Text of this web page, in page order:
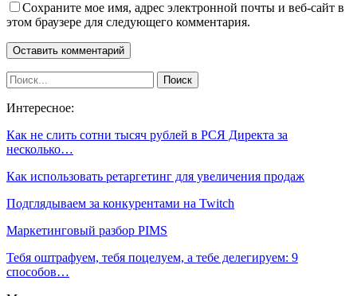
Сохраните мое имя, адрес электронной почты и веб-сайт в
этом браузере для следующего комментария.
Интересное:
Как не слить сотни тысяч рублей в РСЯ Директа за
несколько…
Как использовать ретаргетинг для увеличения продаж
Подглядываем за конкурентами на Twitch
Маркетинговый разбор PIMS
Тебя оштрафуем, тебя поцелуем, а тебе делегируем: 9
способов…